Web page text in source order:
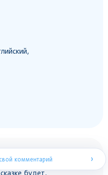
сказке будет,
будет,
комментарий ›